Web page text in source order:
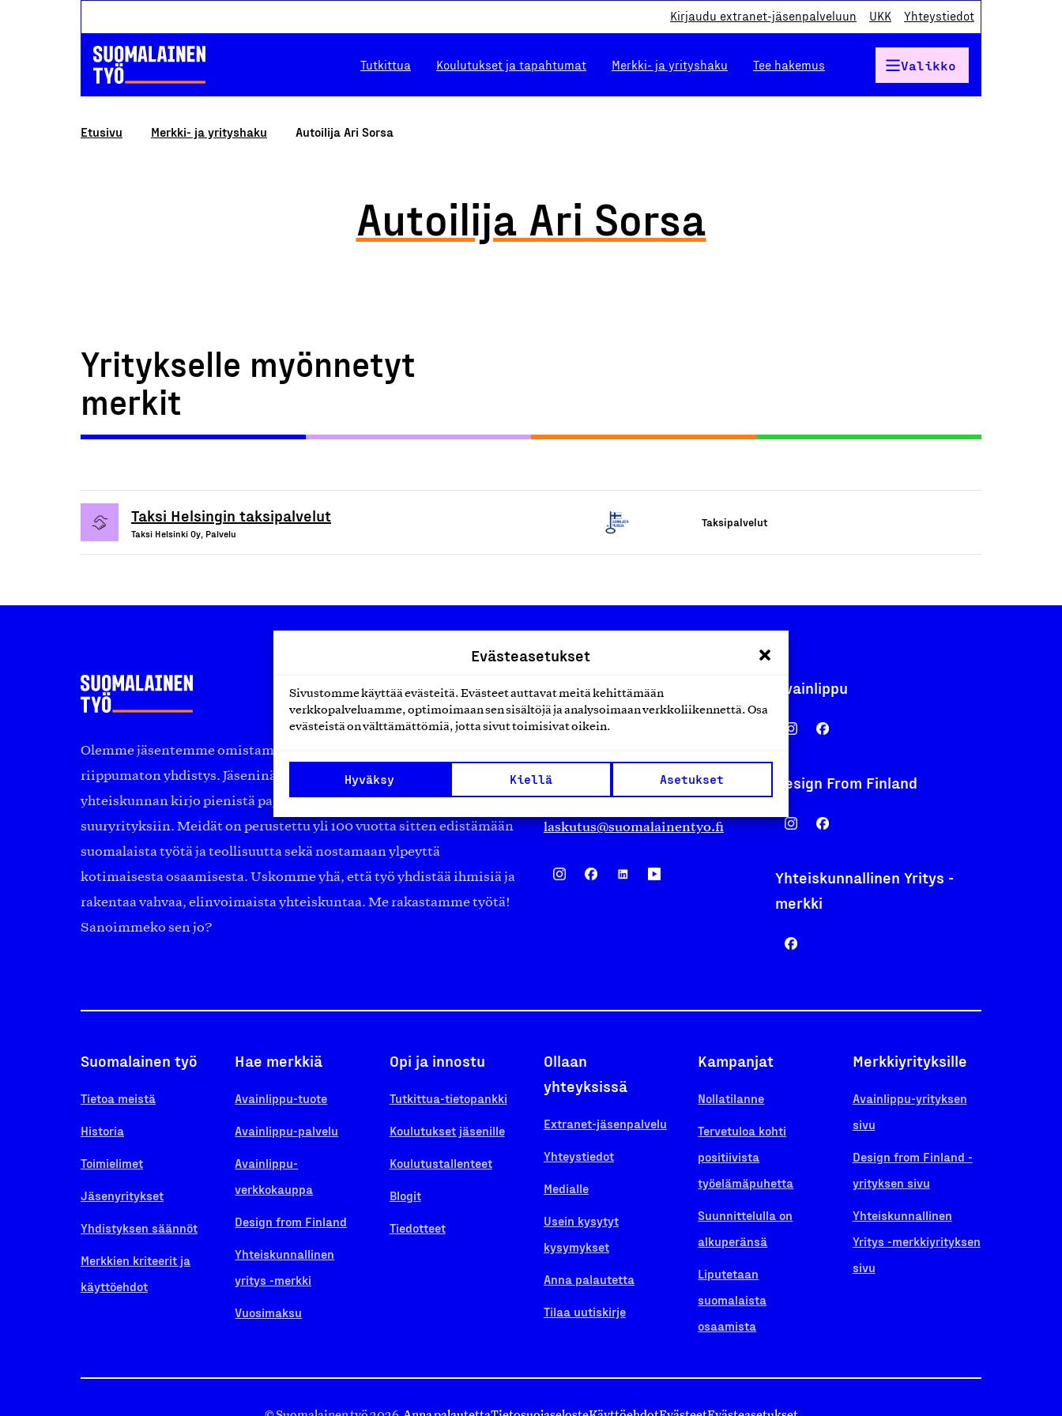
Evästeasetukset
Sivustomme käyttää evästeitä. Evästeet auttavat meitä kehittämään
verkkopalveluamme, optimoimaan sen sisältöjä ja analysoimaan verkkoliikennettä. Osa
evästeistä on välttämättömiä, jotta sivut toimisivat oikein.
Hyväksy Kiellä Asetukset
Kirjaudu extranet-jäsenpalveluun UKK Yhteystiedot
Tutkittua Koulutukset ja tapahtumat Merkki- ja yrityshaku Tee hakemus Valikko
Etusivu Merkki- ja yrityshaku Autoilija Ari Sorsa
Autoilija Ari Sorsa
Yritykselle myönnetyt
merkit
Taksi Helsingin taksipalvelut
Taksi Helsinki Oy, Palvelu
Taksipalvelut
Olemme jäsentemme omistama puolueeton, työmarkkinajärjestöistä
riippumaton yhdistys. Jäseninämme on koko suomalaisen
yhteiskunnan kirjo pienistä pajoista ja yhteisöistä kansainvälisiin
suuryrityksiin. Meidät on perustettu yli 100 vuotta sitten edistämään
suomalaista työtä ja teollisuutta sekä nostamaan ylpeyttä
kotimaisesta osaamisesta. Uskomme yhä, että työ yhdistää ihmisiä ja
rakentaa vahvaa, elinvoimaista yhteiskuntaa. Me rakastamme työtä!
Sanoimmeko sen jo?
Suomalainen työ ry
Eteläranta 14,
Finland
asiakaspalvelu@suomalainentyo.fi
laskutus@suomalainentyo.fi
Avainlippu
Design From Finland
Yhteiskunnallinen Yritys -
merkki
Suomalainen työ
Tietoa meistä
Historia
Toimielimet
Jäsenyritykset
Yhdistyksen säännöt
Merkkien kriteerit ja
käyttöehdot
Hae merkkiä
Avainlippu-tuote
Avainlippu-palvelu
Avainlippu-
verkkokauppa
Design from Finland
Yhteiskunnallinen
yritys -merkki
Vuosimaksu
Opi ja innostu
Tutkittua-tietopankki
Koulutukset jäsenille
Koulutustallenteet
Blogit
Tiedotteet
Ollaan
yhteyksissä
Extranet-jäsenpalvelu
Yhteystiedot
Medialle
Usein kysytyt
kysymykset
Anna palautetta
Tilaa uutiskirje
Kampanjat
Nollatilanne
Tervetuloa kohti
positiivista
työelämäpuhetta
Suunnittelulla on
alkuperänsä
Liputetaan
suomalaista
osaamista
Merkkiyrityksille
Avainlippu-yrityksen
sivu
Design from Finland -
yrityksen sivu
Yhteiskunnallinen
Yritys -merkkiyrityksen
sivu